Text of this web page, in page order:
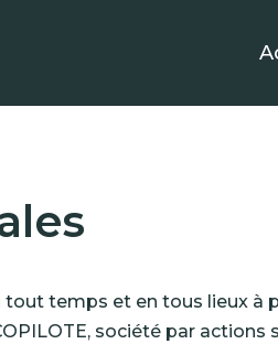
temps et en tous lieux à
, société par actions